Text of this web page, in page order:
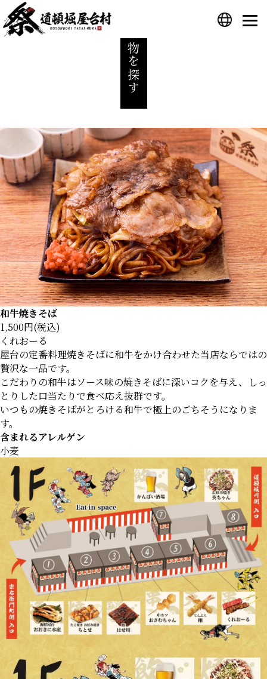
プライバシーポリシー
食べ物を探す
和牛焼きそば
1,500円(税込)
くれおーる
屋台の定番料理焼きそばに和牛をかけ合わせた当店ならではの
贅沢な一品です。
こだわりの和牛はソース味の焼きそばに深いコクを与え、しっ
とりした口当たりで食べ応え抜群です。
いつもの焼きそばがとろける和牛で極上のごちそうになりま
す。
含まれるアレルゲン
小麦